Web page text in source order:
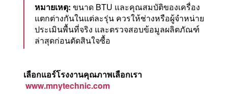
หมายเหตุ: ขนาด BTU และคุณสมบัติของเครื่อง
แตกต่างกันในแต่ละรุ่น ควรให้ช่างหรือผู้จำหน่าย
ประเมินพื้นที่จริง และตรวจสอบข้อมูลผลิตภัณฑ์
ล่าสุดก่อนตัดสินใจซื้อ
เลือกแอร์โรงงานคุณภาพเลือกเรา
www.mnytechnic.com